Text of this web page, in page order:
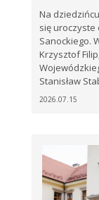
Na
się uroczyste
Sanockiego.
Krzysztof
Stanisław
2026.07.15